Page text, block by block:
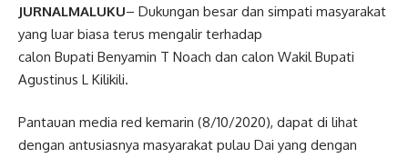
JURNALMALUKU– Dukungan besar dan simpati masyarakat
yang luar biasa terus mengalir terhadap
calon Bupati Benyamin T Noach dan calon Wakil Bupati
Agustinus L Kilikili.
Pantauan media red kemarin (8/10/2020), dapat di lihat
dengan antusiasnya masyarakat pulau Dai yang dengan